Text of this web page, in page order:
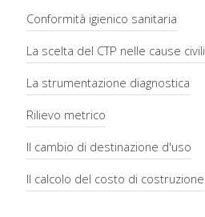
Conformità igienico sanitaria
La scelta del CTP nelle cause civili
La strumentazione diagnostica
Rilievo metrico
Il cambio di destinazione d'uso
Il calcolo del costo di costruzione